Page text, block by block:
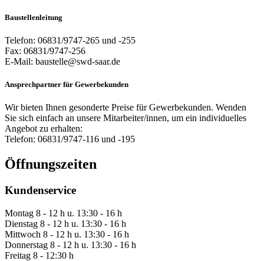
Baustellenleitung
Telefon: 06831/9747-265 und -255
Fax: 06831/9747-256
E-Mail: baustelle@swd-saar.de
Ansprechpartner für Gewerbekunden
Wir bieten Ihnen gesonderte Preise für Gewerbekunden. Wenden
Sie sich einfach an unsere Mitarbeiter/innen, um ein individuelles
Angebot zu erhalten:
Telefon: 06831/9747-116 und -195
Öffnungszeiten
Kundenservice
Montag 8 - 12 h u. 13:30 - 16 h
Dienstag 8 - 12 h u. 13:30 - 16 h
Mittwoch 8 - 12 h u. 13:30 - 16 h
Donnerstag 8 - 12 h u. 13:30 - 16 h
Freitag 8 - 12:30 h